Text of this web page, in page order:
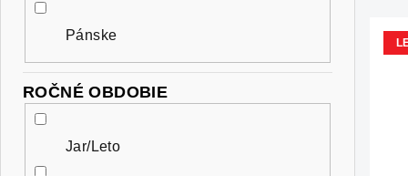
Pánske
ROČNÉ OBDOBIE
Jar/Leto